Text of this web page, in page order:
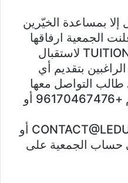
إلا بمساعدة الخيّرين
الجمعية ارفاقها
بحملة TUITION FUNDRAISING لاستقبال
بتقديم أي
طالب التواصل معها
عبر الواتساب على الرقم +96170467476 أو
الإلكتروني CONTACT@LEDURA.ORG.LB أو
حساب الجمعية على